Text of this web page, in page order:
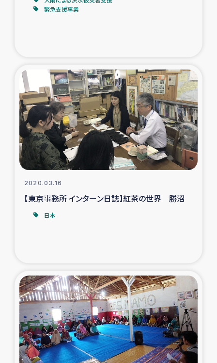
コーヒー生産者支援
アイナロ県マウベシ郡でのコーヒー畑改善事業
ベイルート大規模爆発被災者支援
女性の生計向上支援
緊急支援事業
2020.03.16
【東京事務所 インターン日誌】紅茶の世界 勝沼
日本